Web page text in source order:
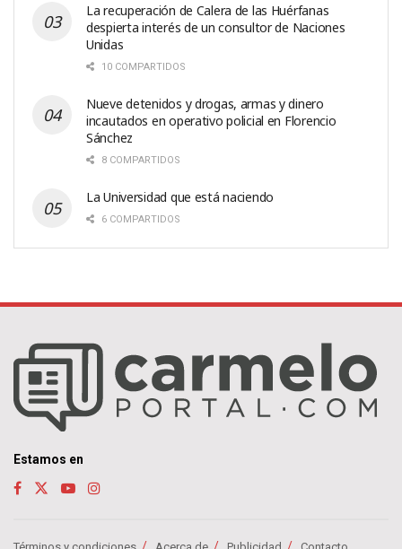
La recuperación de Calera de las Huérfanas
despierta interés de un consultor de Naciones
Unidas
10 COMPARTIDOS
Nueve detenidos y drogas, armas y dinero
incautados en operativo policial en Florencio
Sánchez
8 COMPARTIDOS
La Universidad que está naciendo
6 COMPARTIDOS
Estamos en